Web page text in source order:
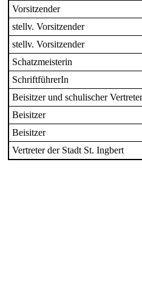
Vorsitzender
stellv. Vorsitzender
stellv. Vorsitzender
Schatzmeisterin
SchriftführerIn
Beisitzer und schulischer Vertreter
Beisitzer
Beisitzer
Vertreter der Stadt St. Ingbert